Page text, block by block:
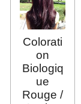
Colorati
on
Biologiq
ue
Rouge /